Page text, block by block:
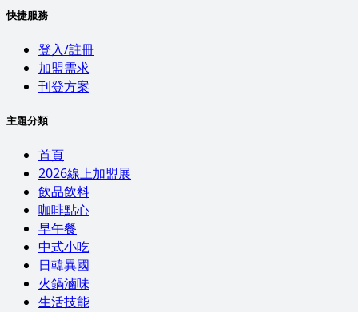
快捷服務
登入/註冊
加盟需求
刊登方案
主題分類
首頁
2026線上加盟展
飲品飲料
咖啡點心
早午餐
中式小吃
日韓異國
火鍋滷味
生活技能